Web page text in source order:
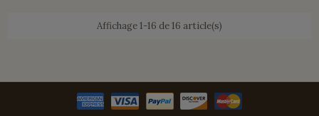
Affichage 1-16 de 16 article(s)